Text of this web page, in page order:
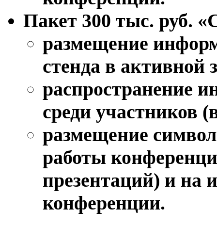
Пакет 300 тыс. руб.
размещение
стенда в активной
распространение
среди участников
размещение
работы
презентаций) и на
конференции.